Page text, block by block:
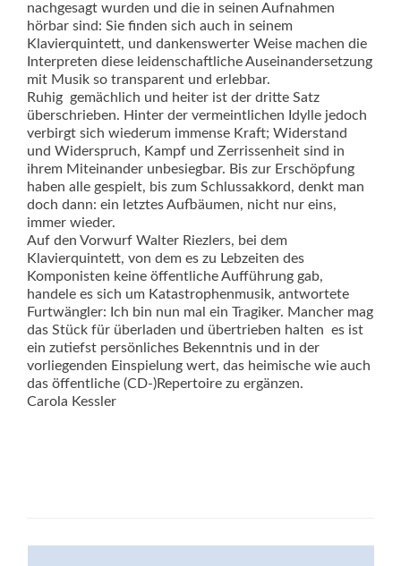
nachgesagt wurden und die in seinen Aufnahmen
hörbar sind: Sie finden sich auch in seinem
Klavierquintett, und dankenswerter Weise machen die
Interpreten diese leidenschaftliche Auseinandersetzung
mit Musik so transparent und erlebbar.
Ruhig  gemächlich und heiter ist der dritte Satz
überschrieben. Hinter der vermeintlichen Idylle jedoch
verbirgt sich wiederum immense Kraft; Widerstand
und Widerspruch, Kampf und Zerrissenheit sind in
ihrem Miteinander unbesiegbar. Bis zur Erschöpfung
haben alle gespielt, bis zum Schlussakkord, denkt man 
doch dann: ein letztes Aufbäumen, nicht nur eins,
immer wieder.
Auf den Vorwurf Walter Riezlers, bei dem
Klavierquintett, von dem es zu Lebzeiten des
Komponisten keine öffentliche Aufführung gab,
handele es sich um Katastrophenmusik, antwortete
Furtwängler: Ich bin nun mal ein Tragiker. Mancher mag
das Stück für überladen und übertrieben halten  es ist
ein zutiefst persönliches Bekenntnis und in der
vorliegenden Einspielung wert, das heimische wie auch
das öffentliche (CD-)Repertoire zu ergänzen.
Carola Kessler